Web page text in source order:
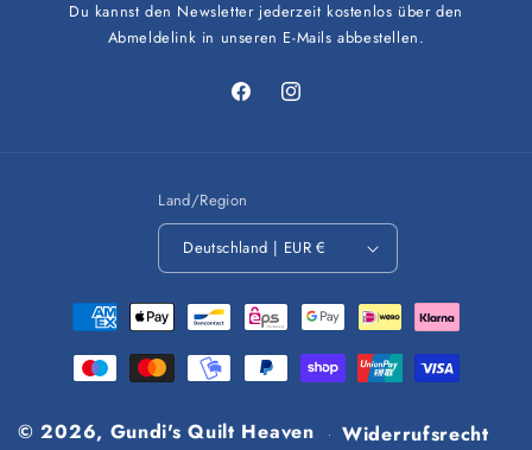
Du kannst den Newsletter jederzeit kostenlos über den
Abmeldelink in unseren E-Mails abbestellen.
FacebookInstagram
Land/Region
Deutschland | EUR €
Zahlungsmethoden
© 2026, Gundi's Quilt Heaven Widerrufsrecht